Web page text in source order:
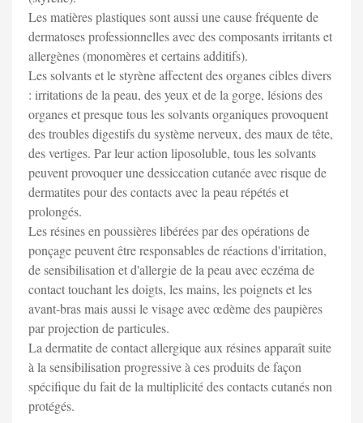
Les matières plastiques sont aussi une cause fréquente de
dermatoses professionnelles avec des composants irritants et
allergènes (monomères et certains additifs).
Les solvants et le styrène affectent des organes cibles divers
: irritations de la peau, des yeux et de la gorge, lésions des
organes et presque tous les solvants organiques provoquent
des troubles digestifs du système nerveux, des maux de tête,
des vertiges. Par leur action liposoluble, tous les solvants
peuvent provoquer une dessiccation cutanée avec risque de
dermatites pour des contacts avec la peau répétés et
prolongés.
Les résines en poussières libérées par des opérations de
ponçage peuvent être responsables de réactions d'irritation,
de sensibilisation et d'allergie de la peau avec eczéma de
contact touchant les doigts, les mains, les poignets et les
avant-bras mais aussi le visage avec œdème des paupières
par projection de particules.
La dermatite de contact allergique aux résines apparaît suite
à la sensibilisation progressive à ces produits de façon
spécifique du fait de la multiplicité des contacts cutanés non
protégés.